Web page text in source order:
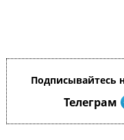
Подписывайтесь
Телеграм